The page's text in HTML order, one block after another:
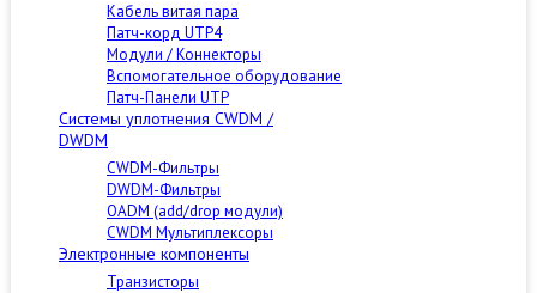
Кабель витая пара
Патч-корд UTP4
Модули / Коннекторы
Вспомогательное оборудование
Патч-Панели UTP
Cистемы уплотнения CWDM /
DWDM
CWDM-Фильтры
DWDM-Фильтры
OADM (add/drop модули)
CWDM Мультиплексоры
Электронные компоненты
Транзисторы